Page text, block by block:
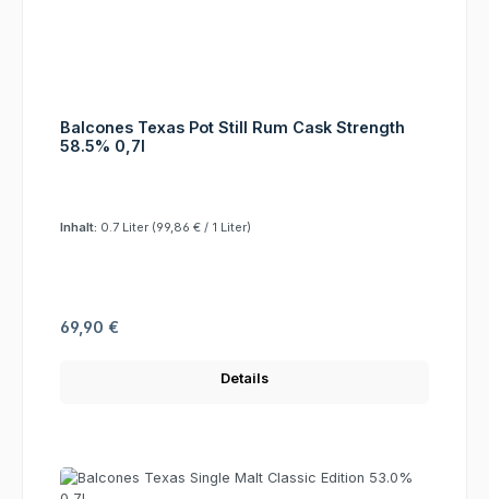
Balcones Texas Pot Still Rum Cask Strength
58.5% 0,7l
Inhalt: 0.7 Liter (99,86 € / 1 Liter)
Regulärer Preis:
69,90 €
Details